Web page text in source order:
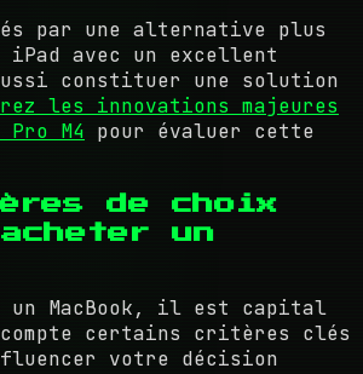
par une alternative plus
iPad avec un excellent
constituer une solution
les innovations majeures
M4 pour évaluer cette
de choix
un
un MacBook, il est capital
certains critères clés
votre décision